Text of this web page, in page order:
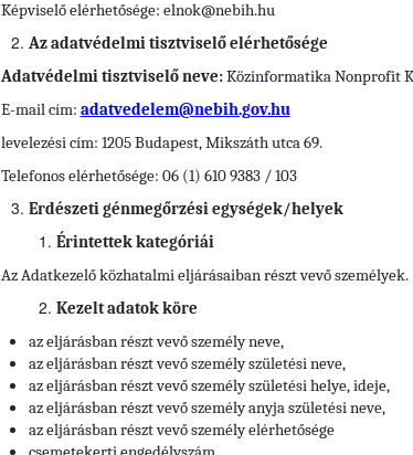
Képviselő elérhetősége: elnok@nebih.hu
Az adatvédelmi tisztviselő elérhetősége
Adatvédelmi tisztviselő neve:Közinformatika Nonprofit
E-mail cím: adatvedelem@nebih.gov.hu
levelezési cím: 1205 Budapest, Mikszáth utca 69.
Telefonos elérhetősége: 06 (1) 610 9383 / 103
Erdészeti génmegőrzési egységek/helyek
Érintettek kategóriái
Az Adatkezelő közhatalmi eljárásaiban részt vevő személyek.
Kezelt adatok köre
az eljárásban részt vevő személy neve,
az eljárásban részt vevő személy születési neve,
az eljárásban részt vevő személy születési helye, ideje,
az eljárásban részt vevő személy anyja születési neve,
az eljárásban részt vevő személy elérhetősége